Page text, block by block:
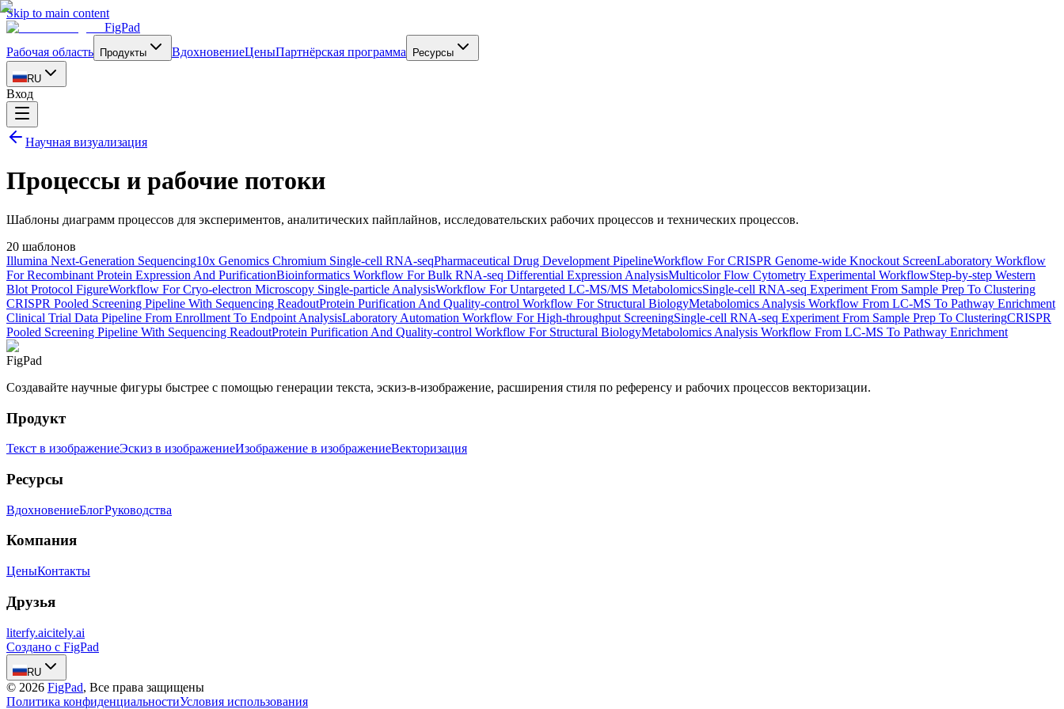
Skip to main content
FigPad
Рабочая область
Продукты ВдохновениеЦеныПартнёрская программа Ресурсы
RU
Вход
Научная визуализация
Процессы и рабочие потоки
Шаблоны диаграмм процессов для экспериментов, аналитических пайплайнов, исследовательских рабочих процессов и технических процессов.
20 шаблонов
Illumina Next-Generation Sequencing10x Genomics Chromium Single-cell RNA-seqPharmaceutical Drug Development PipelineWorkflow For CRISPR Genome-wide Knockout ScreenLaboratory Workflow
For Recombinant Protein Expression And PurificationBioinformatics Workflow For Bulk RNA-seq Differential Expression AnalysisMulticolor Flow Cytometry Experimental WorkflowStep-by-step Western
Blot Protocol FigureWorkflow For Cryo-electron Microscopy Single-particle AnalysisWorkflow For Untargeted LC-MS/MS MetabolomicsSingle-cell RNA-seq Experiment From Sample Prep To Clustering
CRISPR Pooled Screening Pipeline With Sequencing ReadoutProtein Purification And Quality-control Workflow For Structural BiologyMetabolomics Analysis Workflow From LC-MS To Pathway Enrichment
Clinical Trial Data Pipeline From Enrollment To Endpoint AnalysisLaboratory Automation Workflow For High-throughput ScreeningSingle-cell RNA-seq Experiment From Sample Prep To ClusteringCRISPR
Pooled Screening Pipeline With Sequencing ReadoutProtein Purification And Quality-control Workflow For Structural BiologyMetabolomics Analysis Workflow From LC-MS To Pathway Enrichment
FigPad
Создавайте научные фигуры быстрее с помощью генерации текста, эскиз-в-изображение, расширения стиля по референсу и рабочих процессов векторизации.
Продукт
Текст в изображениеЭскиз в изображениеИзображение в изображениеВекторизация
Ресурсы
ВдохновениеБлогРуководства
Компания
ЦеныКонтакты
Друзья
literfy.aicitely.ai
Создано с FigPad
RU
© 2026 FigPad, Все права защищены
Политика конфиденциальностиУсловия использования